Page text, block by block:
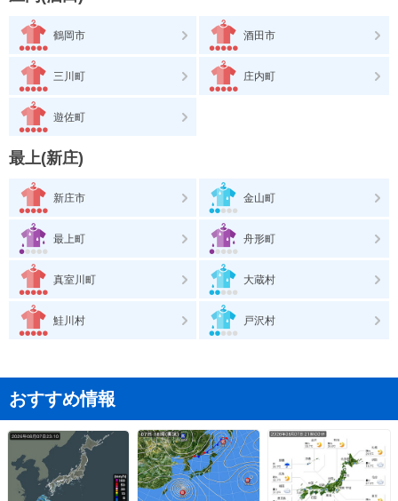
鶴岡市 酒田市
三川町 庄内町
遊佐町
最上(新庄)
新庄市 金山町
最上町 舟形町
真室川町 大蔵村
鮭川村 戸沢村
おすすめ情報